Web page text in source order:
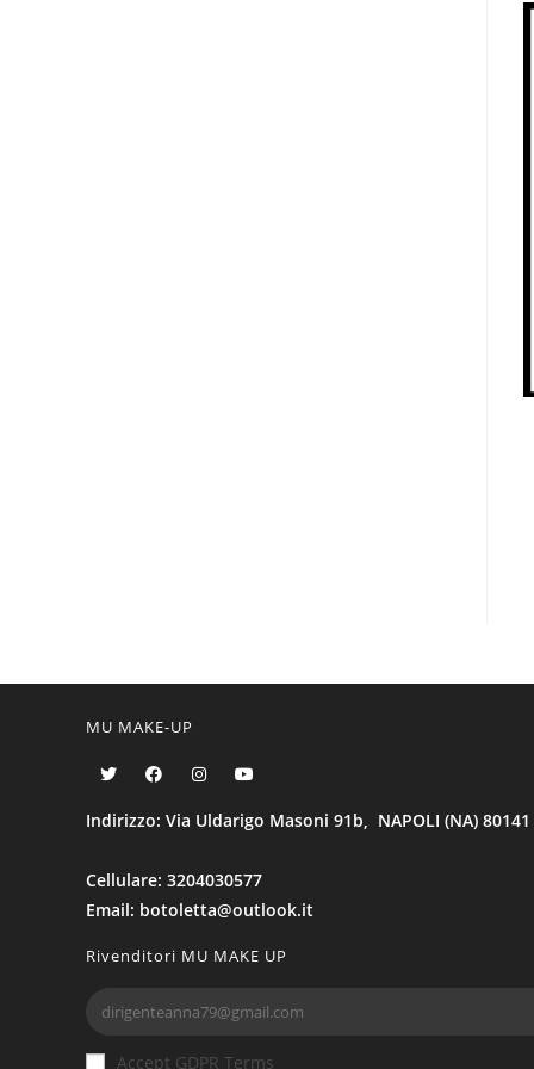
MU MAKE-UP
Indirizzo: Via Uldarigo Masoni 91b, NAPOLI (NA) 80141
Cellulare: 3204030577
Email: botoletta@outlook.it
Rivenditori MU MAKE UP
Accept GDPR Terms